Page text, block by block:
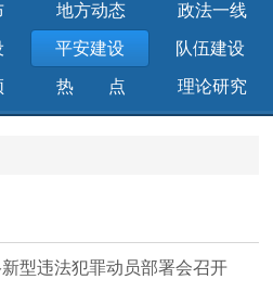
地方动态 政法一线
平安建设 队伍建设
热点 理论研究
型违法犯罪动员部署会召开